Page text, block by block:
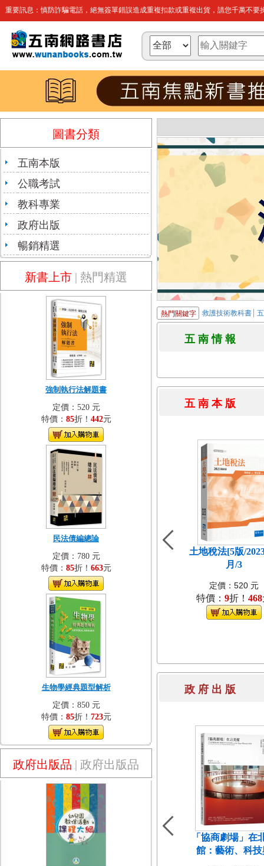
重要訊息：慎防詐騙電話，絕無簽單錯誤造成重複扣款或重複出貨，請您千萬不要
圖書分類
五南本版
公職考試
教科專業
政府出版
暢銷精選
新書上市 | 熱門精選
強制執行法解題書
定價：520 元
特價： 85折！ 442元
民法債編總論
定價：780 元
特價： 85折！ 663元
生物學經典題型解析
定價：850 元
特價： 85折！ 723元
政府出版品 | 政府出版品
熱門關鍵字 救護技術教科書
五 南 情
五 南 本
土地稅法[5版/
月/3
定價：520 元
特價： 9折！ 468
政 府 出
「協商劇場」在
館：藝術、科技